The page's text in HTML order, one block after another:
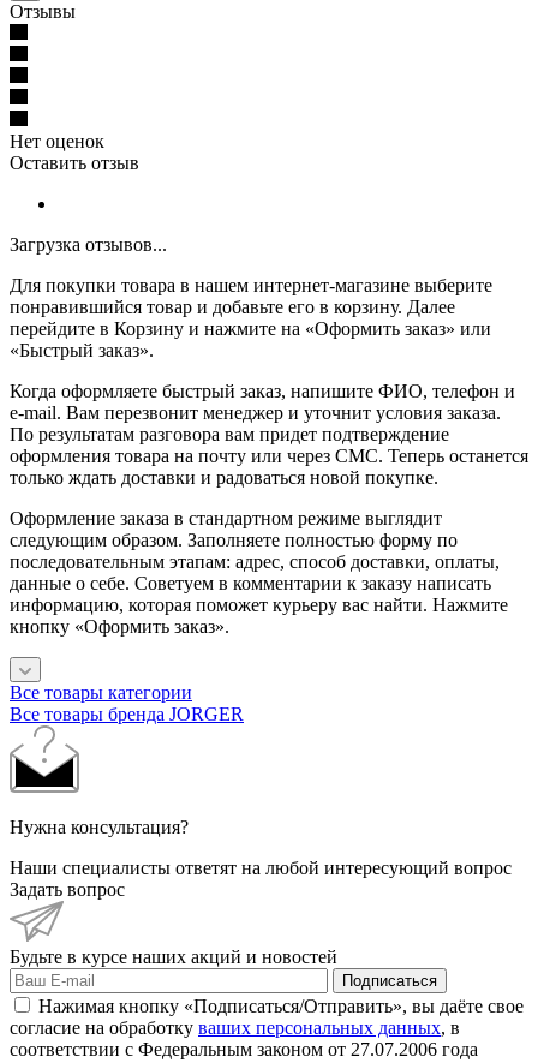
Отзывы
Нет оценок
Оставить отзыв
Загрузка отзывов...
Для покупки товара в нашем интернет-магазине выберите
понравившийся товар и добавьте его в корзину. Далее
перейдите в Корзину и нажмите на «Оформить заказ» или
«Быстрый заказ».
Когда оформляете быстрый заказ, напишите ФИО, телефон и
e-mail. Вам перезвонит менеджер и уточнит условия заказа.
По результатам разговора вам придет подтверждение
оформления товара на почту или через СМС. Теперь останется
только ждать доставки и радоваться новой покупке.
Оформление заказа в стандартном режиме выглядит
следующим образом. Заполняете полностью форму по
последовательным этапам: адрес, способ доставки, оплаты,
данные о себе. Советуем в комментарии к заказу написать
информацию, которая поможет курьеру вас найти. Нажмите
кнопку «Оформить заказ».
Все товары категории
Все товары бренда JORGER
Нужна консультация?
Наши специалисты ответят на любой интересующий вопрос
Задать вопрос
Будьте в курсе наших акций и новостей
Подписаться
Нажимая кнопку «Подписаться/Отправить», вы даёте свое
согласие на обработку ваших персональных данных, в
соответствии с Федеральным законом от 27.07.2006 года